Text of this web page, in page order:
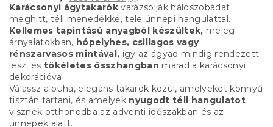
Karácsonyi ágytakarók varázsolják hálószobádat
meghitt, téli menedékké, tele ünnepi hangulattal.
Kellemes tapintású anyagból készültek, meleg
árnyalatokban, hópelyhes, csillagos vagy
rénszarvasos mintával, így az ágyad mindig rendezett
lesz, és tökéletes összhangban marad a karácsonyi
dekorációval.
Válassz a puha, elegáns takarók közül, amelyeket könnyű
tisztán tartani, és amelyek nyugodt téli hangulatot
visznek otthonodba az adventi időszakban és az
ünnepek alatt.